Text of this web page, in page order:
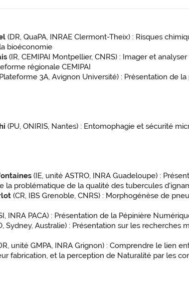
(DR, QuaPA, INRAE Clermont-Theix) : Risques
bioéconomie
(IR, CEMIPAI Montpellier, CNRS) : Imager et
régionale CEMIPAI
3A, Avignon Université) : Présentation de
(PU, ONIRIS, Nantes) : Entomophagie et sécurité
(IE, unité ASTRO, INRA Guadeloupe) :
la problématique de la qualité des tubercules
(CR, IBS Grenoble, CNRS) : Morphogénèse de
INRA PACA) : Présentation de la Pépinière
Sydney, Australie) : Présentation sur les recherches
unité GMPA, INRA Grignon) : Comprendre le lien
fabrication, et la perception de Naturalité par les